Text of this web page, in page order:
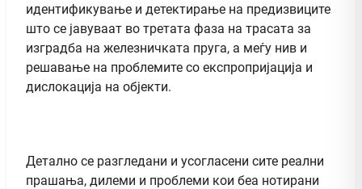
идентификување и детектирање на предизвиците
што се јавуваат во третата фаза на трасата за
изградба на железничката пруга, а меѓу нив и
решавање на проблемите со експропријација и
дислокација на објекти.
Детално се разгледани и усогласени сите реални
прашања, дилеми и проблеми кои беа нотирани